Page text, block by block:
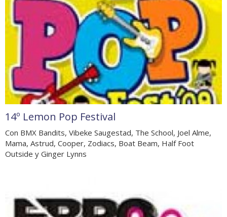
14º Lemon Pop Festival
Con BMX Bandits, Vibeke Saugestad, The School, Joel Alme,
Mama, Astrud, Cooper, Zodiacs, Boat Beam, Half Foot
Outside y Ginger Lynns